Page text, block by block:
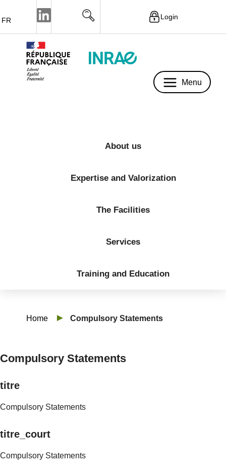
FR Login
Menu
About us
Expertise and Valorization
The Facilities
Services
Training and Education
Home Compulsory Statements
Compulsory Statements
titre
Compulsory Statements
titre_court
Compulsory Statements